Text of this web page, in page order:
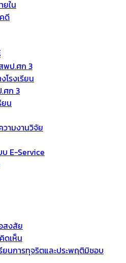
ใน
ดี
พป.ศก 3
โรงเรียน
ศก 3
ยน
ามงานวิจัย
บ E-Service
สงสัย
ดเห็น
ยนการทุจริตและประพฤติมิชอบ